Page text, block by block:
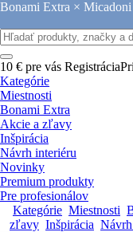
Bonami Extra × Micadoni
10 € pre vás Registrácia
Kategórie
Miestnosti
Bonami Extra
Akcie a zľavy
Inšpirácia
Návrh interiéru
Novinky
Premium produkty
Pre profesionálov
Kategórie Miestnosti
zľavy Inšpirácia